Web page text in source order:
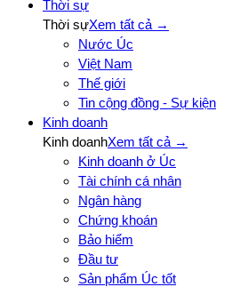
Thời sự
Thời sựXem tất cả →
Nước Úc
Việt Nam
Thế giới
Tin cộng đồng - Sự kiện
Kinh doanh
Kinh doanhXem tất cả →
Kinh doanh ở Úc
Tài chính cá nhân
Ngân hàng
Chứng khoán
Bảo hiểm
Đầu tư
Sản phẩm Úc tốt